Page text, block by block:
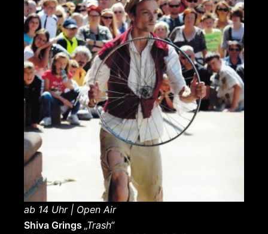
ab 14 Uhr | Open Air
Shiva Grings „Trash“